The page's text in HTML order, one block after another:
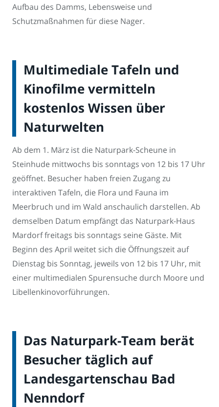
Aufbau des Damms, Lebensweise und
Schutzmaßnahmen für diese Nager.
Multimediale Tafeln und
Kinofilme vermitteln
kostenlos Wissen über
Naturwelten
Ab dem 1. März ist die Naturpark-Scheune in
Steinhude mittwochs bis sonntags von 12 bis 17 Uhr
geöffnet. Besucher haben freien Zugang zu
interaktiven Tafeln, die Flora und Fauna im
Meerbruch und im Wald anschaulich darstellen. Ab
demselben Datum empfängt das Naturpark-Haus
Mardorf freitags bis sonntags seine Gäste. Mit
Beginn des April weitet sich die Öffnungszeit auf
Dienstag bis Sonntag, jeweils von 12 bis 17 Uhr, mit
einer multimedialen Spurensuche durch Moore und
Libellenkinovorführungen.
Das Naturpark-Team berät
Besucher täglich auf
Landesgartenschau Bad
Nenndorf